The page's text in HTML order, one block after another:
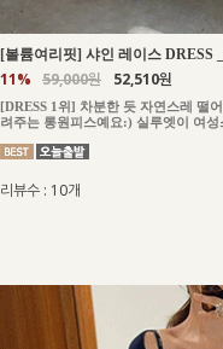
[볼륨여리핏] 샤인 레이스 DRESS
11% 59,000원 52,510원
[DRESS 1위] 차분한 듯 자연스레 떨
려주는 롱원피스예요:) 실루엣이 여
리뷰수 : 10개